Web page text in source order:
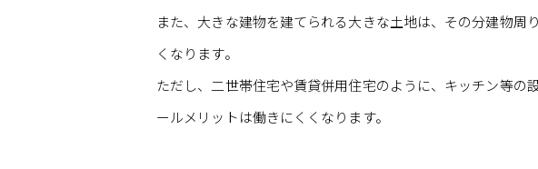
また、大きな建物を建てられる大きな土地は、その分建物周
くなります。
ただし、二世帯住宅や賃貸併用住宅のように、キッチン等の
ールメリットは働きにくくなります。